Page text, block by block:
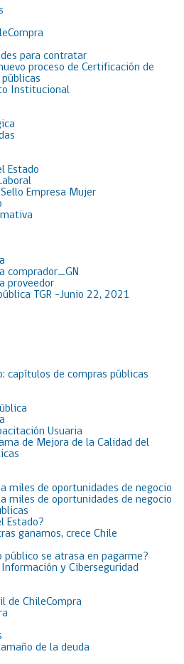
para contratar
proceso de Certificación de
Institucional
Estado
Empresa Mujer
comprador_GN
proveedor
TGR -Junio 22, 2021
capítulos de compras públicas
Usuaria
de Mejora de la Calidad del
miles de oportunidades de negocio
miles de oportunidades de negocio
Estado?
ganamos, crece Chile
público se atrasa en pagarme?
y Ciberseguridad
de ChileCompra
de la deuda